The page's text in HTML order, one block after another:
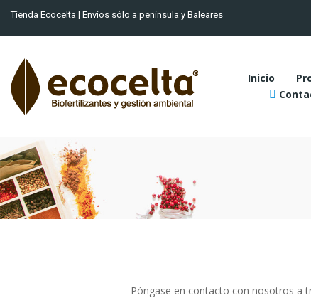
Tienda Ecocelta | Envíos sólo a península y Baleares
Inicio
Póngase en contacto con nosotros a